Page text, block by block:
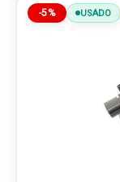
-5% USADO